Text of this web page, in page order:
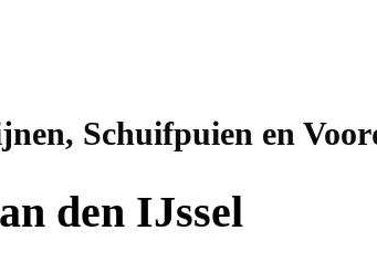
Schuifpuien en
den IJssel